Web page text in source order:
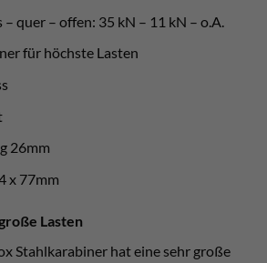
quer – offen: 35 kN – 11 kN – o.A.
für höchste Lasten
26mm
x 77mm
Lasten
Stahlkarabiner hat eine sehr große